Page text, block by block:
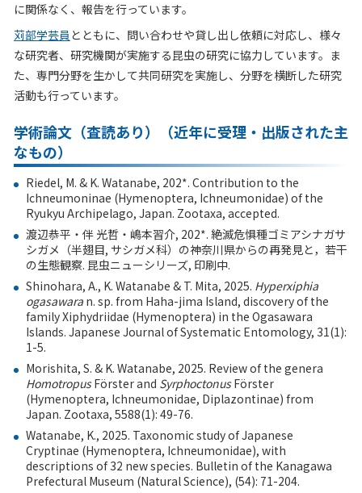
に関係なく、報告を行っています。
苅部学芸員 とともに、問い合わせや貸し出し依頼に対応し、様々
な研究者、研究機関が実施する昆虫の研究に協力しています。ま
た、専門分野を生かして共同研究を実施し、分野を横断した研究
活動も行っています。
学術論文（査読あり）（近年に受理・出版された主
なもの）
Riedel, M. & K. Watanabe, 202*. Contribution to the
Ichneumoninae (Hymenoptera, Ichneumonidae) of the
Ryukyu Archipelago, Japan. Zootaxa, accepted.
渡辺恭平・伴 光哲・嶋本習介, 202*. 絶滅危惧種ゴミアシナガサ
シガメ（半翅目, サシガメ科）の神奈川県からの再発見と，若干
の生態観察. 昆虫ニューシリーズ, 印刷中.
Shinohara, A., K. Watanabe & T. Mita, 2025. Hyperxiphia
ogasawaran. sp. from Haha-jima Island, discovery of the
family Xiphydriidae (Hymenoptera) in the Ogasawara
Islands. Japanese Journal of Systematic Entomology, 31(1):
1-5.
Morishita, S. & K. Watanabe, 2025. Review of the genera
HomotropusFörster and SyrphoctonusFörster
(Hymenoptera, Ichneumonidae, Diplazontinae) from
Japan. Zootaxa, 5588(1): 49-76.
Watanabe, K., 2025. Taxonomic study of Japanese
Cryptinae (Hymenoptera, Ichneumonidae), with
descriptions of 32 new species. Bulletin of the Kanagawa
Prefectural Museum (Natural Science), (54): 71-204.